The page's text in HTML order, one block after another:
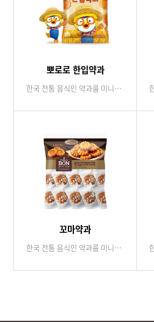
뽀로로 한입약과
한국 전통 음식인 약과를 미니사이즈로 간식화된 최초, 최고의 제품입니다.
꼬마약과
한국 전통 음식인 약과를 미니사이즈로 간식화된 최초, 최고의 제품입니다.